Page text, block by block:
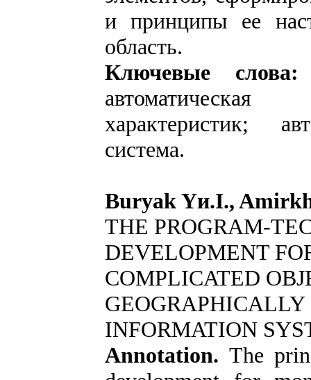
и принципы ее
область.
Ключевые слова:
автоматическая
характеристик;
система.
Buryak Yи.I.,
THE PROGRAM-
DEVELOPMENT
COMPLICATED
INFORMATION
Annotation. The